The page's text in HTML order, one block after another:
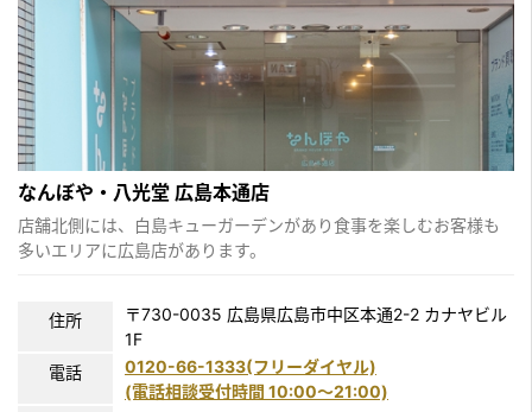
なんぼや・八光堂 広島本通店
店舗北側には、白島キューガーデンがあり食事を楽しむお客様も
多いエリアに広島店があります。
住所
〒730-0035 広島県広島市中区本通2-2 カナヤビル
1F
電話
0120-66-1333(フリーダイヤル)
(電話相談受付時間 10:00〜21:00)